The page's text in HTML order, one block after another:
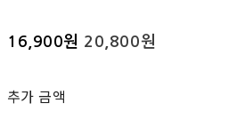
16,900원 20,800원
추가 금액